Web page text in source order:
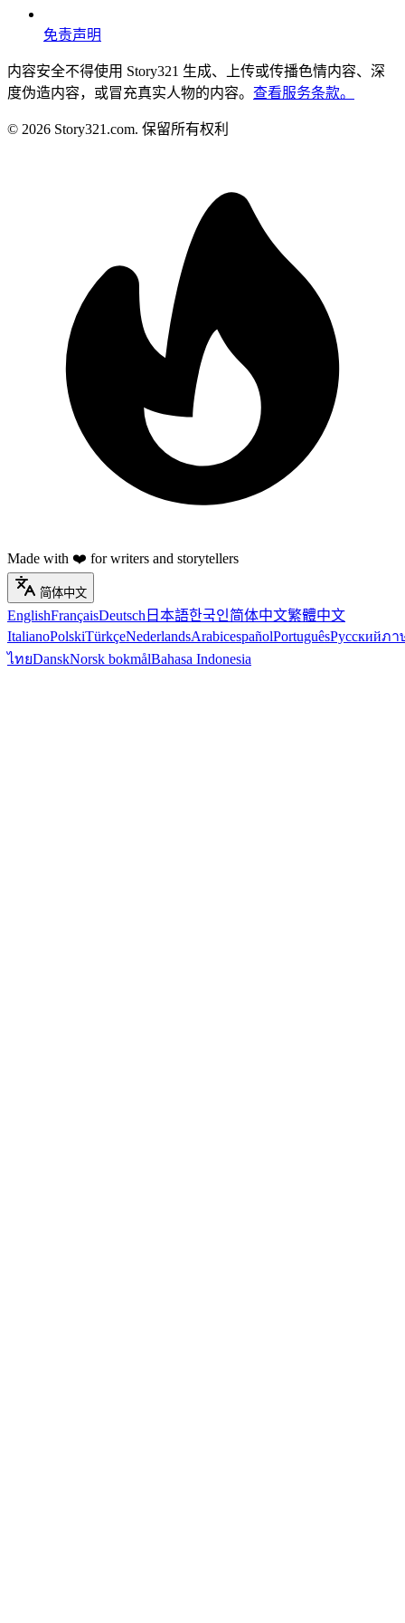
免责声明
内容安全不得使用 Story321 生成、上传或传播色情内容、深
度伪造内容，或冒充真实人物的内容。 查看服务条款。
© 2026 Story321.com. 保留所有权利
Made with ❤️ for writers and storytellers
简体中文
EnglishFrançaisDeutsch 日本語한국인简体中文繁體中文
ItalianoPolskiTürkçeNederlandsArabicespañolPortuguêsРусскийภา
ไทยDanskNorsk bokmålBahasa Indonesia